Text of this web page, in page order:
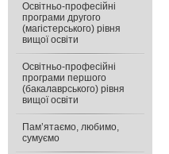
Освітньо-професійні
програми другого
(магістерського) рівня
вищої освіти
Освітньо-професійні
програми першого
(бакалаврського) рівня
вищої освіти
Пам’ятаємо, любимо,
сумуємо